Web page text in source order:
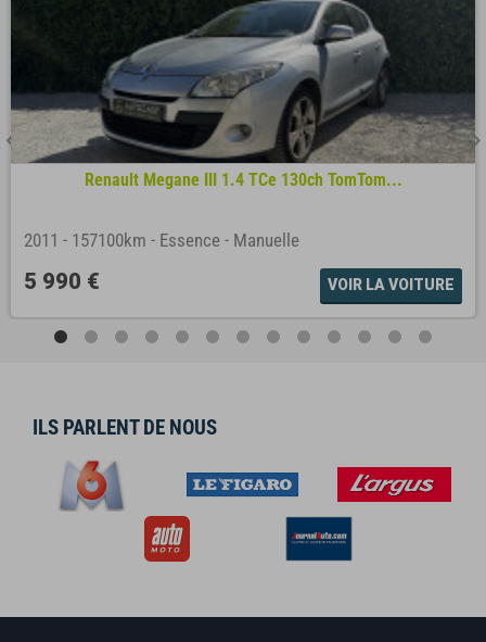
Renault Megane III 1.4 TCe 130ch TomTom...
2011 - 157100km - Essence - Manuelle
5 990 € VOIR LA VOITURE
ILS PARLENT DE NOUS